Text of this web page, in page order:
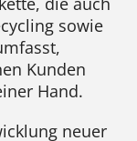
sowie
Kunden
Hand.
neuer